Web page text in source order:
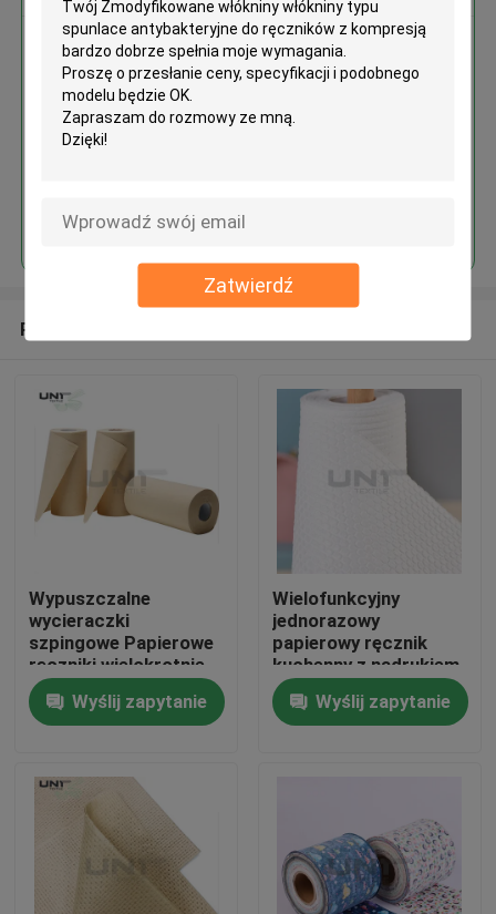
Zatwierdź
Produkty
Zmodyfikowane włókniny
włókniny typu spunlace
antybakteryjne do ręczników z
kompresją
Kontyntynuj
Polecane produkty
Wypuszczalne
wycieraczki
szpingowe Papierowe
ręczniki wielokrotnie
używane ubrania do
czyszczenia kuchni
130 gm
Wyślij zapytanie
Wielofunkcyjny
jednorazowy
papierowy ręcznik
kuchenny z nadrukiem
z włókniny spunlace
Wyślij zapytanie